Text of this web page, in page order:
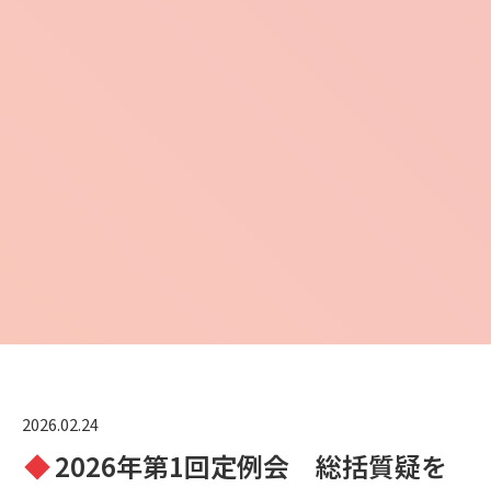
2026.02.24
2026年第1回定例会 総括質疑を